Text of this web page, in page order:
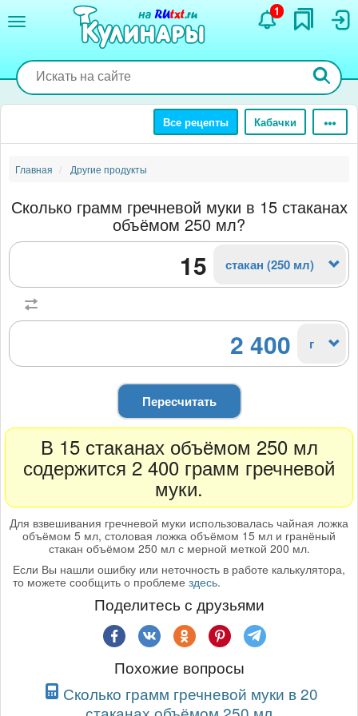
содержанию
1
Все рецепты Кабачки
Главная Другие продукты
Сколько грамм гречневой муки в 15 стаканах
объёмом 250 мл?
стакан (250 мл)
2 400 г
Пересчитать
В 15 стаканах объёмом 250 мл
содержится 2 400 грамм гречневой
муки.
Для взвешивания гречневой муки использовалась чайная ложка
объёмом 5 мл, столовая ложка объёмом 15 мл и гранёный
стакан объёмом 250 мл с мерной меткой 200 мл.
Если Вы нашли ошибку или неточность в работе калькулятора,
то можете сообщить о проблеме здесь.
Поделитесь с друзьями
Похожие вопросы
Сколько грамм гречневой муки в 20